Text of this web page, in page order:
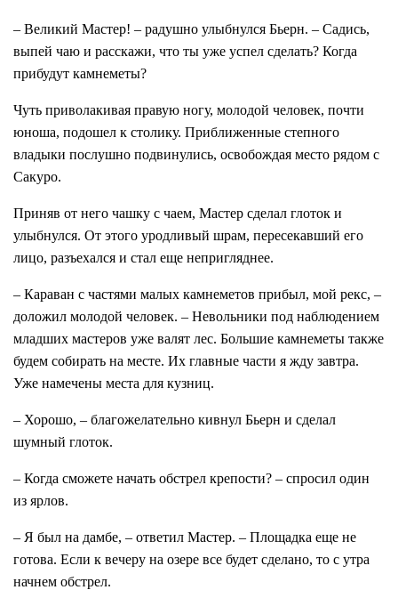
– Великий Мастер! – радушно улыбнулся Бьерн. – Садись,
выпей чаю и расскажи, что ты уже успел сделать? Когда
прибудут камнеметы?
Чуть приволакивая правую ногу, молодой человек, почти
юноша, подошел к столику. Приближенные степного
владыки послушно подвинулись, освобождая место рядом с
Сакуро.
Приняв от него чашку с чаем, Мастер сделал глоток и
улыбнулся. От этого уродливый шрам, пересекавший его
лицо, разъехался и стал еще непригляднее.
– Караван с частями малых камнеметов прибыл, мой рекс, –
доложил молодой человек. – Невольники под наблюдением
младших мастеров уже валят лес. Большие камнеметы также
будем собирать на месте. Их главные части я жду завтра.
Уже намечены места для кузниц.
– Хорошо, – благожелательно кивнул Бьерн и сделал
шумный глоток.
– Когда сможете начать обстрел крепости? – спросил один
из ярлов.
– Я был на дамбе, – ответил Мастер. – Площадка еще не
готова. Если к вечеру на озере все будет сделано, то с утра
начнем обстрел.